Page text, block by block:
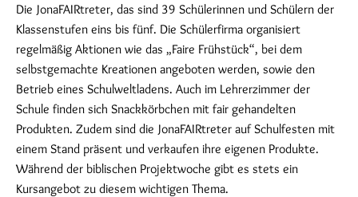
Die JonaFAIRtreter, das sind 39 Schülerinnen und Schülern der
Klassenstufen eins bis fünf. Die Schülerfirma organisiert
regelmäßig Aktionen wie das „Faire Frühstück“, bei dem
selbstgemachte Kreationen angeboten werden, sowie den
Betrieb eines Schulweltladens. Auch im Lehrerzimmer der
Schule finden sich Snackkörbchen mit fair gehandelten
Produkten. Zudem sind die JonaFAIRtreter auf Schulfesten mit
einem Stand präsent und verkaufen ihre eigenen Produkte.
Während der biblischen Projektwoche gibt es stets ein
Kursangebot zu diesem wichtigen Thema.